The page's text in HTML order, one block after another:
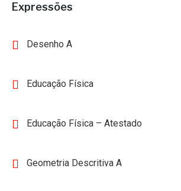
Expressões
Desenho A
Educação Física
Educação Física – Atestado
Geometria Descritiva A